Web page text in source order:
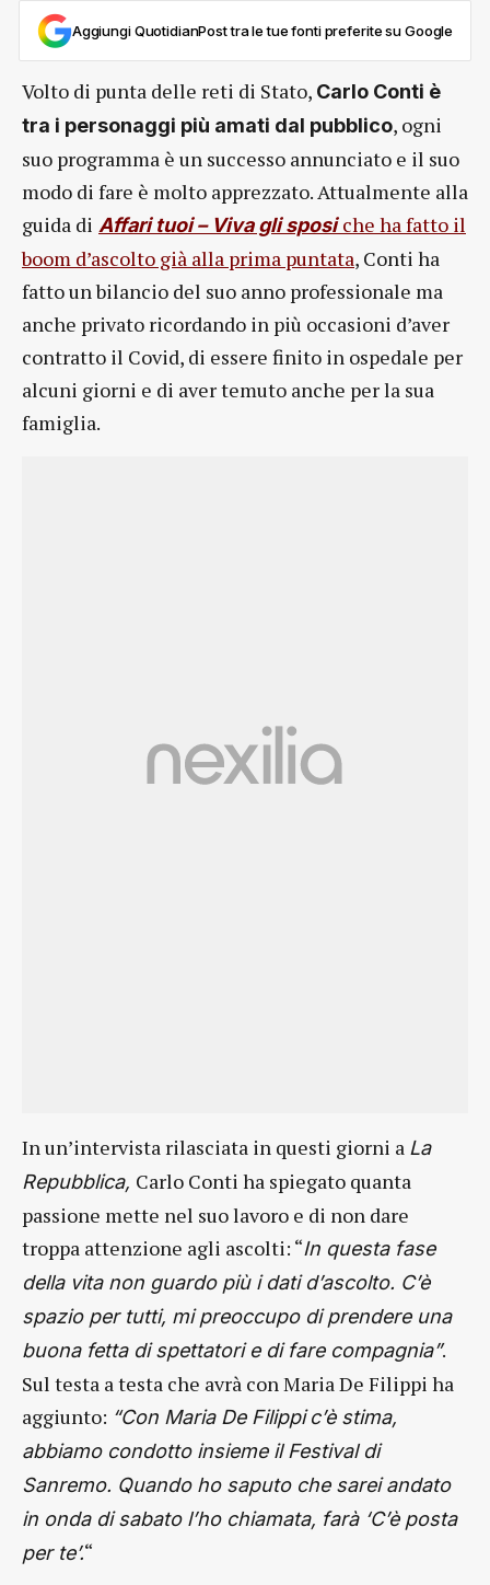
Aggiungi QuotidianPost tra le tue fonti preferite su Google
Volto di punta delle reti di Stato, Carlo Conti è
tra i personaggi più amati dal pubblico, ogni
suo programma è un successo annunciato e il suo
modo di fare è molto apprezzato. Attualmente alla
guida di Affari tuoi – Viva gli sposi che ha fatto il
boom d’ascolto già alla prima puntata, Conti ha
fatto un bilancio del suo anno professionale ma
anche privato ricordando in più occasioni d’aver
contratto il Covid, di essere finito in ospedale per
alcuni giorni e di aver temuto anche per la sua
famiglia.
In un’intervista rilasciata in questi giorni a La
Repubblica, Carlo Conti ha spiegato quanta
passione mette nel suo lavoro e di non dare
troppa attenzione agli ascolti: “In questa fase
della vita non guardo più i dati d’ascolto. C’è
spazio per tutti, mi preoccupo di prendere una
buona fetta di spettatori e di fare compagnia”.
Sul testa a testa che avrà con Maria De Filippi ha
aggiunto: “Con Maria De Filippi c’è stima,
abbiamo condotto insieme il Festival di
Sanremo. Quando ho saputo che sarei andato
in onda di sabato l’ho chiamata, farà ‘C’è posta
per te’.“